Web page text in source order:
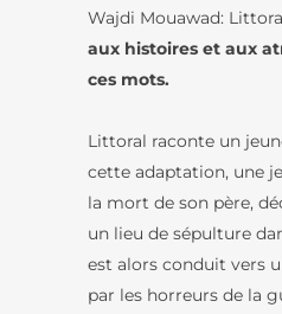
Wajdi Mouawad:
aux histoires et aux
ces mots.
Littoral raconte un
cette adaptation, une
la mort de son père,
un lieu de sépulture
est alors conduit vers
par les horreurs de la